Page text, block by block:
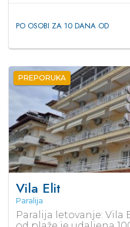
PO OSOBI ZA 10 DANA OD
PREPORUKA
Vila Elit
Paralija
Paralija letovanje: Vila